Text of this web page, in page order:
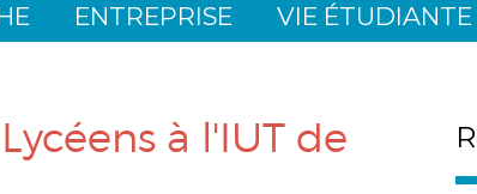
ENTREPRISE VIE ÉTUDIANTE
à l'IUT de